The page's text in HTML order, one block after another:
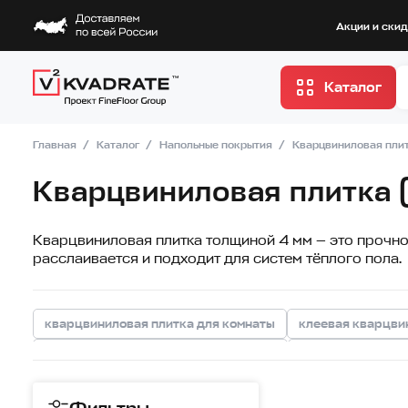
Акции и
Каталог
Главная Каталог Напольные покрытия Кварцвиниловая
Кварцвиниловая
Кварцвиниловая плитка толщиной 4 мм — это
расслаивается и подходит для систем тёплого пола.
кварцвиниловая плитка для комнаты клеевая